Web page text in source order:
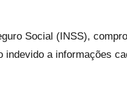
Social (INSS),
a informações